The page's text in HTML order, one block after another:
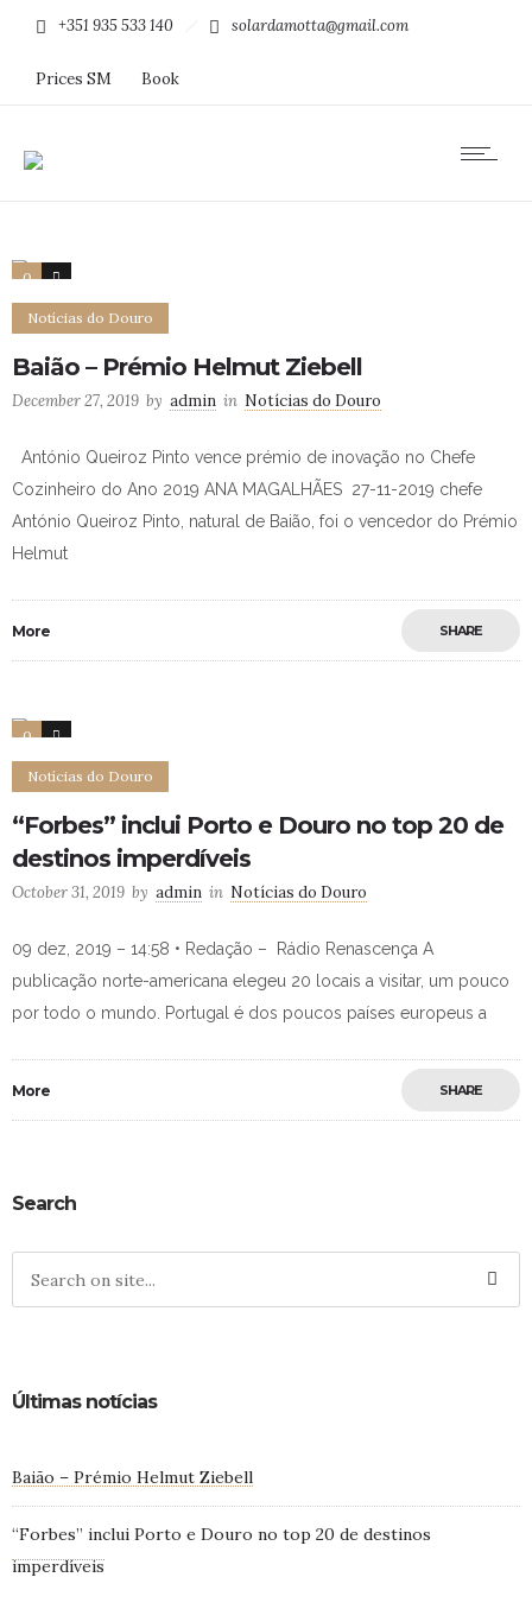
+351 935 533 140 solardamotta@gmail.com
Prices SM Book
0 4
Notícias do Douro
Baião – Prémio Helmut Ziebell
December 27, 2019 by admin in Notícias do Douro
António Queiroz Pinto vence prémio de inovação no Chefe
Cozinheiro do Ano 2019 ANA MAGALHÃES 27-11-2019 chefe
António Queiroz Pinto, natural de Baião, foi o vencedor do Prémio
Helmut
More SHARE
0 0
Notícias do Douro
“Forbes” inclui Porto e Douro no top 20 de
destinos imperdíveis
October 31, 2019 by admin in Notícias do Douro
09 dez, 2019 – 14:58 • Redação – Rádio Renascença A
publicação norte-americana elegeu 20 locais a visitar, um pouco
por todo o mundo. Portugal é dos poucos países europeus a
More SHARE
Search
Últimas notícias
Baião – Prémio Helmut Ziebell
“Forbes” inclui Porto e Douro no top 20 de destinos
imperdíveis